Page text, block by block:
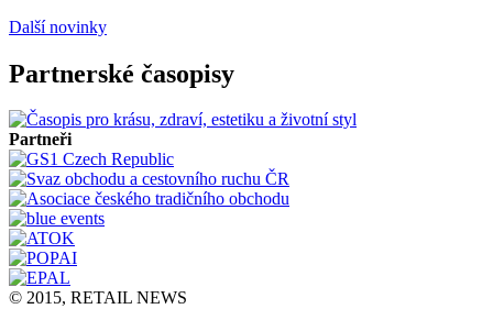
Další novinky
Partnerské časopisy
Partneři
© 2015, RETAIL NEWS